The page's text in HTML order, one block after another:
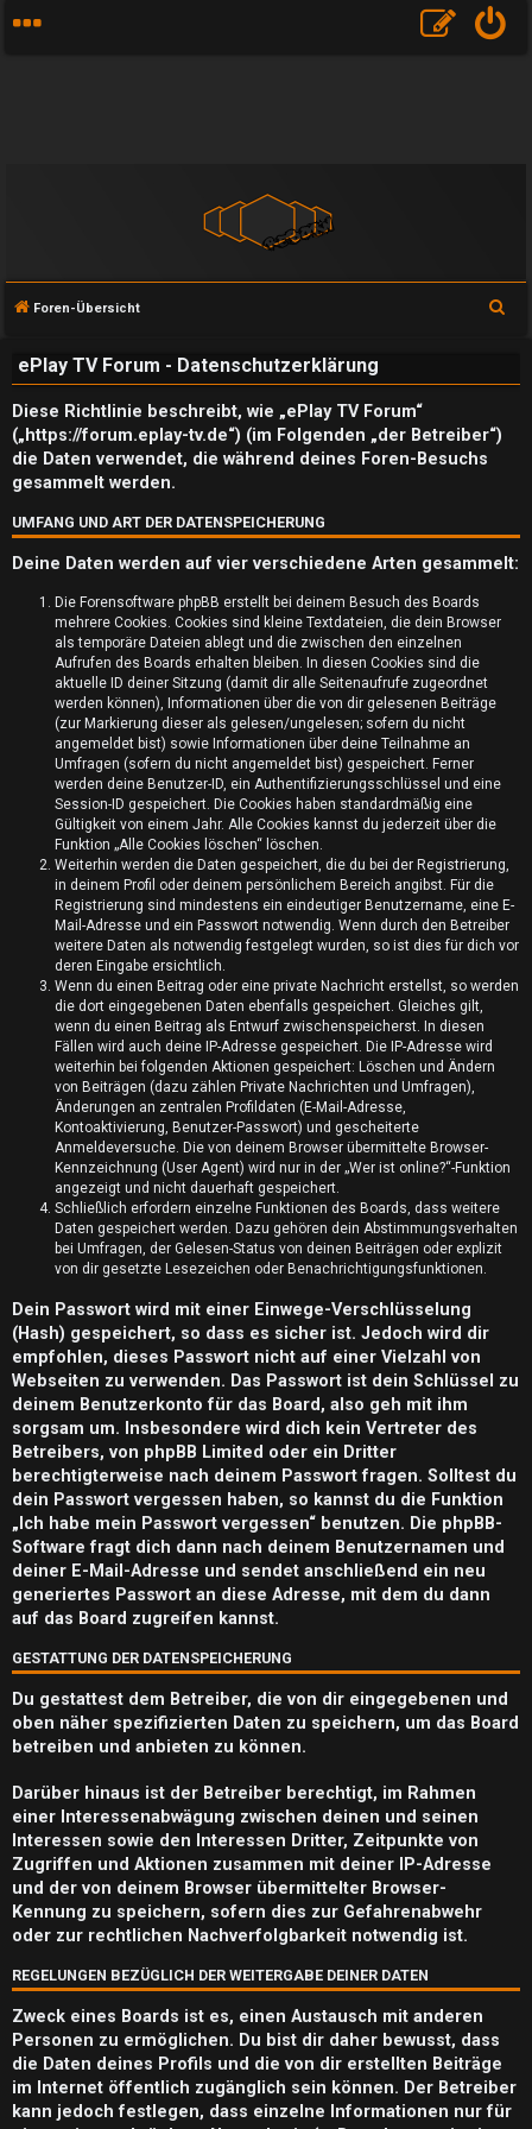
e
t
e
T
h
e
m
e
n
A
k
t
i
v
e
T
h
e
Foren-Übersicht
ePlay TV Forum - Datenschutzerklärung
Diese Richtlinie beschreibt, wie „ePlay TV Forum“
(„https://forum.eplay-tv.de“) (im Folgenden „der Betreiber“)
die Daten verwendet, die während deines Foren-Besuchs
gesammelt werden.
UMFANG UND ART DER DATENSPEICHERUNG
Deine Daten werden auf vier verschiedene Arten gesammelt:
Die Forensoftware phpBB erstellt bei deinem Besuch des Boards
mehrere Cookies. Cookies sind kleine Textdateien, die dein Browser
als temporäre Dateien ablegt und die zwischen den einzelnen
Aufrufen des Boards erhalten bleiben. In diesen Cookies sind die
aktuelle ID deiner Sitzung (damit dir alle Seitenaufrufe zugeordnet
werden können), Informationen über die von dir gelesenen Beiträge
(zur Markierung dieser als gelesen/ungelesen; sofern du nicht
angemeldet bist) sowie Informationen über deine Teilnahme an
Umfragen (sofern du nicht angemeldet bist) gespeichert. Ferner
werden deine Benutzer-ID, ein Authentifizierungsschlüssel und eine
Session-ID gespeichert. Die Cookies haben standardmäßig eine
Gültigkeit von einem Jahr. Alle Cookies kannst du jederzeit über die
Funktion „Alle Cookies löschen“ löschen.
Weiterhin werden die Daten gespeichert, die du bei der Registrierung,
in deinem Profil oder deinem persönlichem Bereich angibst. Für die
Registrierung sind mindestens ein eindeutiger Benutzername, eine E-
Mail-Adresse und ein Passwort notwendig. Wenn durch den Betreiber
weitere Daten als notwendig festgelegt wurden, so ist dies für dich vor
deren Eingabe ersichtlich.
Wenn du einen Beitrag oder eine private Nachricht erstellst, so werden
die dort eingegebenen Daten ebenfalls gespeichert. Gleiches gilt,
wenn du einen Beitrag als Entwurf zwischenspeicherst. In diesen
Fällen wird auch deine IP-Adresse gespeichert. Die IP-Adresse wird
weiterhin bei folgenden Aktionen gespeichert: Löschen und Ändern
von Beiträgen (dazu zählen Private Nachrichten und Umfragen),
Änderungen an zentralen Profildaten (E-Mail-Adresse,
Kontoaktivierung, Benutzer-Passwort) und gescheiterte
Anmeldeversuche. Die von deinem Browser übermittelte Browser-
Kennzeichnung (User Agent) wird nur in der „Wer ist online?“-Funktion
angezeigt und nicht dauerhaft gespeichert.
Schließlich erfordern einzelne Funktionen des Boards, dass weitere
Daten gespeichert werden. Dazu gehören dein Abstimmungsverhalten
bei Umfragen, der Gelesen-Status von deinen Beiträgen oder explizit
von dir gesetzte Lesezeichen oder Benachrichtigungsfunktionen.
Dein Passwort wird mit einer Einwege-Verschlüsselung
(Hash) gespeichert, so dass es sicher ist. Jedoch wird dir
empfohlen, dieses Passwort nicht auf einer Vielzahl von
Webseiten zu verwenden. Das Passwort ist dein Schlüssel zu
deinem Benutzerkonto für das Board, also geh mit ihm
sorgsam um. Insbesondere wird dich kein Vertreter des
Betreibers, von phpBB Limited oder ein Dritter
berechtigterweise nach deinem Passwort fragen. Solltest du
dein Passwort vergessen haben, so kannst du die Funktion
„Ich habe mein Passwort vergessen“ benutzen. Die phpBB-
Software fragt dich dann nach deinem Benutzernamen und
deiner E-Mail-Adresse und sendet anschließend ein neu
generiertes Passwort an diese Adresse, mit dem du dann
auf das Board zugreifen kannst.
GESTATTUNG DER DATENSPEICHERUNG
Du gestattest dem Betreiber, die von dir eingegebenen und
oben näher spezifizierten Daten zu speichern, um das Board
betreiben und anbieten zu können.
Darüber hinaus ist der Betreiber berechtigt, im Rahmen
einer Interessenabwägung zwischen deinen und seinen
Interessen sowie den Interessen Dritter, Zeitpunkte von
Zugriffen und Aktionen zusammen mit deiner IP-Adresse
und der von deinem Browser übermittelter Browser-
Kennung zu speichern, sofern dies zur Gefahrenabwehr
oder zur rechtlichen Nachverfolgbarkeit notwendig ist.
REGELUNGEN BEZÜGLICH DER WEITERGABE DEINER DATEN
Zweck eines Boards ist es, einen Austausch mit anderen
Personen zu ermöglichen. Du bist dir daher bewusst, dass
die Daten deines Profils und die von dir erstellten Beiträge
im Internet öffentlich zugänglich sein können. Der Betreiber
kann jedoch festlegen, dass einzelne Informationen nur für